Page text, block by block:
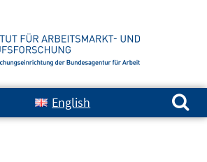
English
Suchen nach: